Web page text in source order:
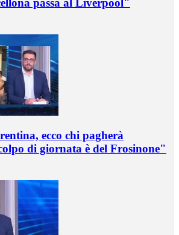
passa al Liverpool"
ecco chi pagherà
di giornata è del Frosinone"